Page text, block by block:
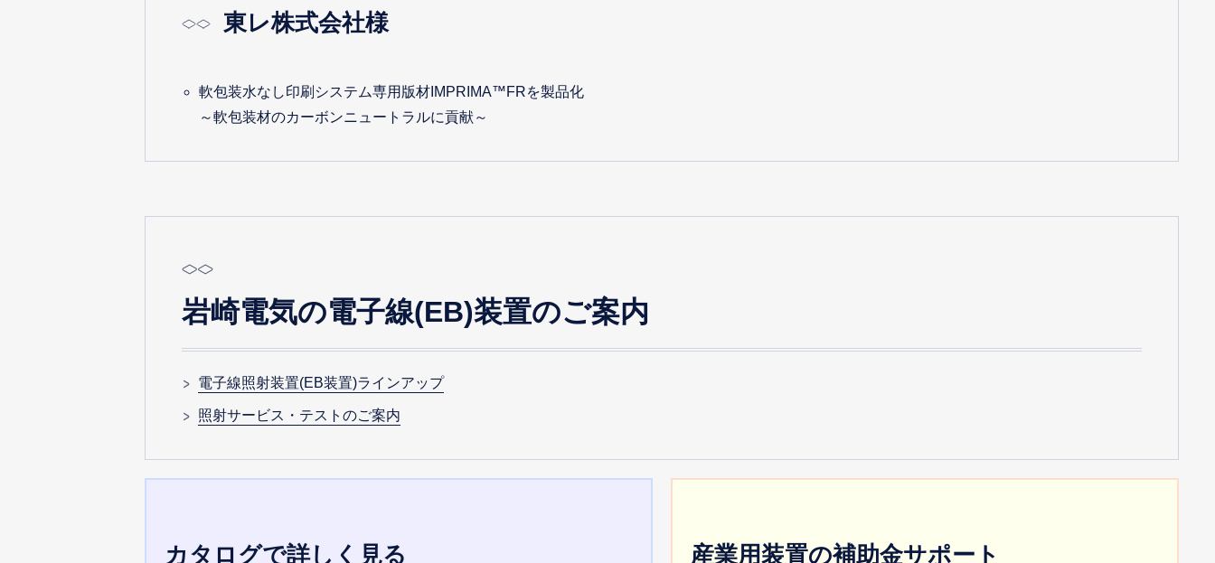
東レ株式会社様
軟包装水なし印刷システム専用版材IMPRIMA™FRを製品化
～軟包装材のカーボンニュートラルに貢献～
岩崎電気の電子線(EB)装置のご案内
電子線照射装置(EB装置)ラインアップ
照射サービス・テストのご案内
カタログで詳しく見る 産業用装置の補助金サポート